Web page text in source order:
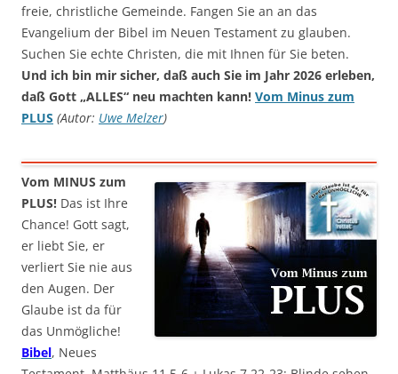
freie, christliche Gemeinde. Fangen Sie an an das
Evangelium der Bibel im Neuen Testament zu glauben.
Suchen Sie echte Christen, die mit Ihnen für Sie beten.
Und ich bin mir sicher, daß auch Sie im Jahr 2026 erleben,
daß Gott „ALLES“ neu machten kann! Vom Minus zum
PLUS (Autor: Uwe Melzer)
Vom MINUS zum
PLUS! Das ist Ihre
Chance! Gott sagt,
er liebt Sie, er
verliert Sie nie aus
den Augen. Der
Glaube ist da für
das Unmögliche!
Bibel, Neues